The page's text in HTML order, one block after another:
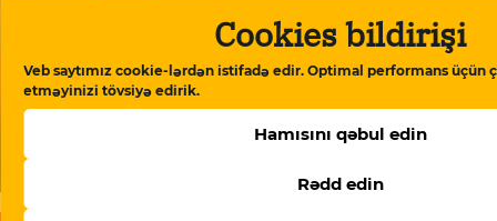
Cookies bildirişi
Veb saytımız cookie-lərdən istifadə edir. Optimal performans üçün
etməyinizi tövsiyə edirik.
Hamısını qəbul edin
Rədd edin
“İstəmirəm başqa ana da bunu yaşasın” – ölən
əsgərin anası